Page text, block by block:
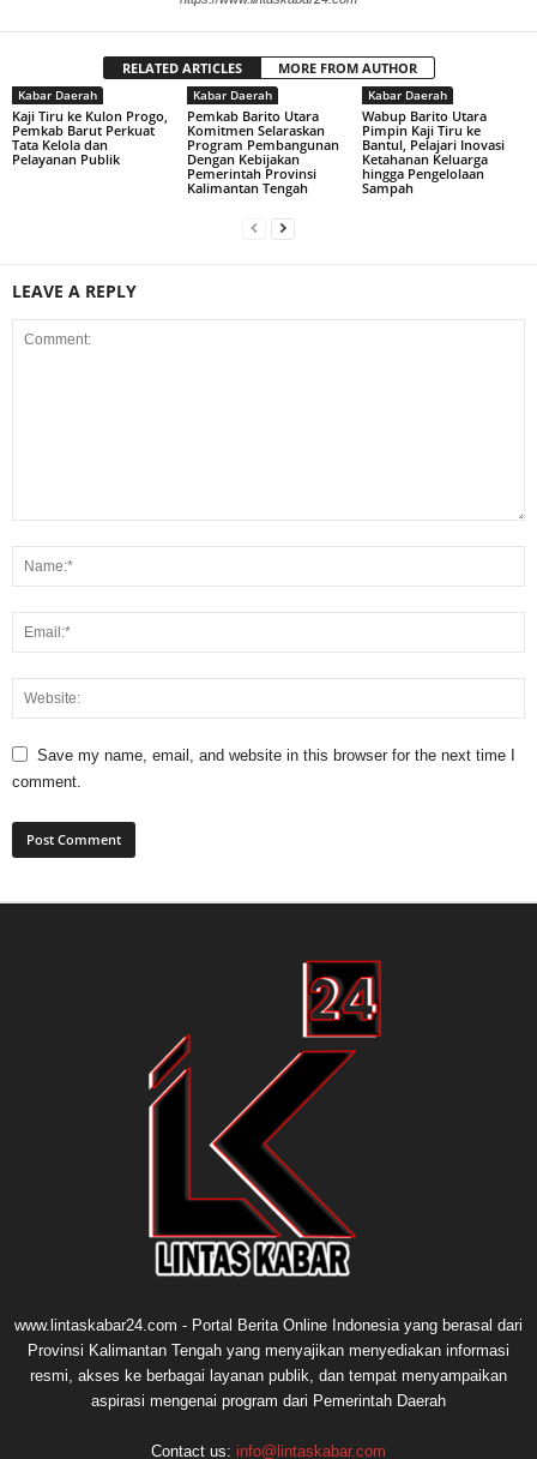
RELATED ARTICLES MORE FROM AUTHOR
Kabar Daerah
Kaji Tiru ke Kulon Progo,
Pemkab Barut Perkuat
Tata Kelola dan
Pelayanan Publik
Kabar Daerah
Pemkab Barito Utara
Komitmen Selaraskan
Program Pembangunan
Dengan Kebijakan
Pemerintah Provinsi
Kalimantan Tengah
Kabar Daerah
Wabup Barito Utara
Pimpin Kaji Tiru ke
Bantul, Pelajari Inovasi
Ketahanan Keluarga
hingga Pengelolaan
Sampah
LEAVE A REPLY
Save my name, email, and website in this browser for the next time I
comment.
www.lintaskabar24.com - Portal Berita Online Indonesia yang berasal dari
Provinsi Kalimantan Tengah yang menyajikan menyediakan informasi
resmi, akses ke berbagai layanan publik, dan tempat menyampaikan
aspirasi mengenai program dari Pemerintah Daerah
Contact us: info@lintaskabar.com